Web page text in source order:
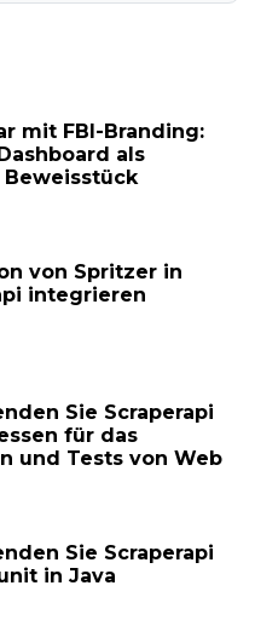
mit FBI-Branding:
als
von Spritzer in
integrieren
Sie Scraperapi
für das
und Tests von Web
Sie Scraperapi
in Java